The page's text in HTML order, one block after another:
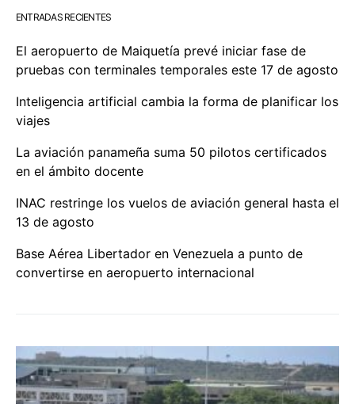
ENTRADAS RECIENTES
El aeropuerto de Maiquetía prevé iniciar fase de
pruebas con terminales temporales este 17 de agosto
Inteligencia artificial cambia la forma de planificar los
viajes
La aviación panameña suma 50 pilotos certificados
en el ámbito docente
INAC restringe los vuelos de aviación general hasta el
13 de agosto
Base Aérea Libertador en Venezuela a punto de
convertirse en aeropuerto internacional